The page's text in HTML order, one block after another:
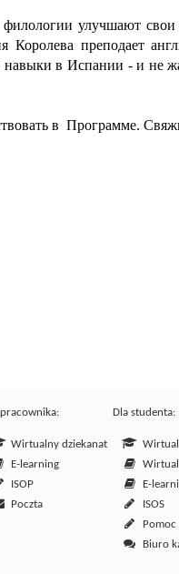
филологии улучшают
преподает
в Испании - и не
в Программе.
pracownika:
Wirtualny dziekanat
E-learning
ISOP
Poczta
Dla studenta:
E-
ISOS
Pomoc
Biuro